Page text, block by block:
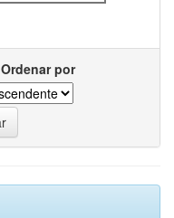
Ordenar por